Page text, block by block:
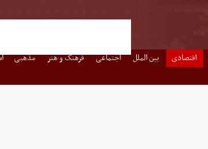
اقتصادی بین الملل اجتماعی فرهنگ و هنر مذهبی